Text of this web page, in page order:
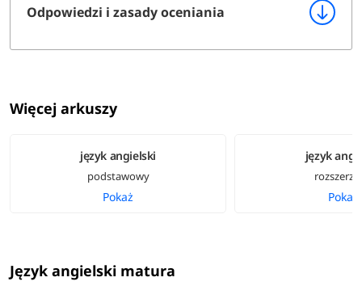
Odpowiedzi i zasady oceniania
Więcej arkuszy
język angielski
podstawowy
Pokaż
język
Pokaż
Język angielski matura